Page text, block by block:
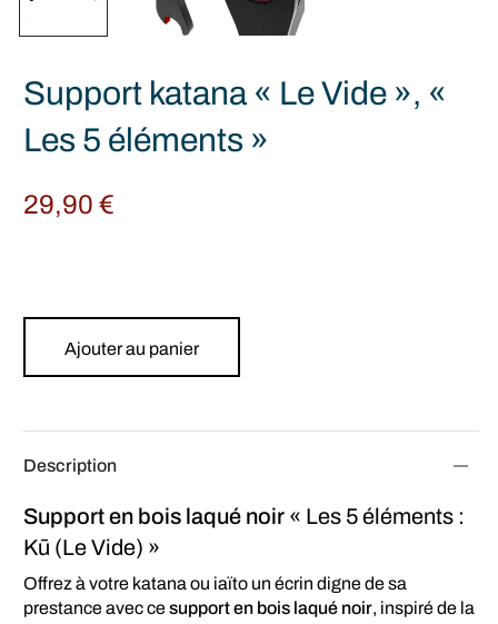
Support katana « Le Vide », «
Les 5 éléments »
29,90€
Ajouter au panier
Description
Support en bois laqué noir « Les 5 éléments :
Kū (Le Vide) »
Offrez à votre katana ou iaïto un écrin digne de sa
prestance avec cesupport en bois laqué noir, inspiré de la